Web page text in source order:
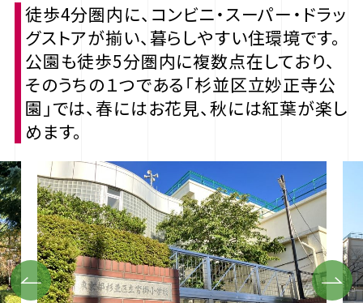
徒歩4分圏内に、コンビニ・スーパー・ドラッ
グストアが揃い、暮らしやすい住環境です。
公園も徒歩5分圏内に複数点在しており、
そのうちの１つである「杉並区立妙正寺公
園」では、春にはお花見、秋には紅葉が楽し
めます。
Previous Next